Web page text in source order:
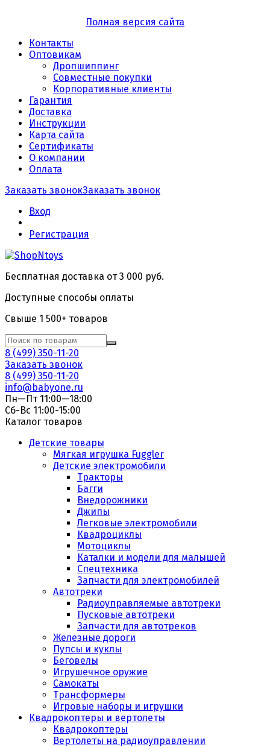
Полная версия сайта
Контакты
Оптовикам
Дропшиппинг
Совместные покупки
Корпоративные клиенты
Гарантия
Доставка
Инструкции
Карта сайта
Сертификаты
О компании
Оплата
Заказать звонокЗаказать звонок
Вход
Регистрация
Бесплатная доставка от 3 000 руб.
Доступные способы оплаты
Свыше 1 500+ товаров
8 (499) 350-11-20
Заказать звонок
8 (499) 350-11-20
info@babyone.ru
Пн—Пт 11:00—18:00
Сб-Вс 11:00-15:00
Каталог товаров
Детские товары
Мягкая игрушка Fuggler
Детские электромобили
Тракторы
Багги
Внедорожники
Джипы
Легковые электромобили
Квадроциклы
Мотоциклы
Каталки и модели для малышей
Спецтехника
Запчасти для электромобилей
Автотреки
Радиоуправляемые автотреки
Пусковые автотреки
Запчасти для автотреков
Железные дороги
Пупсы и куклы
Беговелы
Игрушечное оружие
Самокаты
Трансформеры
Игровые наборы и игрушки
Квадрокоптеры и вертолеты
Квадрокоптеры
Вертолеты на радиоуправлении